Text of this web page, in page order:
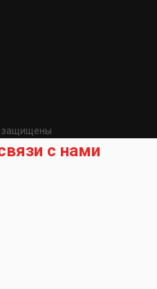
защищены
с нами